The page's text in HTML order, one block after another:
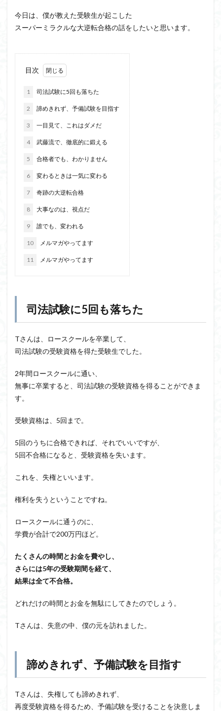
今日は、僕が教えた受験生が起こした
スーパーミラクルな大逆転合格の話をしたいと思います。
目次
1 司法試験に5回も落ちた
2 諦めきれず、予備試験を目指す
3 一目見て、これはダメだ
4 武藤流で、徹底的に鍛える
5 合格者でも、わかりません
6 変わるときは一気に変わる
7 奇跡の大逆転合格
8 大事なのは、視点だ
9 誰でも、変われる
10 メルマガやってます
11 メルマガやってます
司法試験に5回も落ちた
Tさんは、ロースクールを卒業して、
司法試験の受験資格を得た受験生でした。
2年間ロースクールに通い、
無事に卒業すると、司法試験の受験資格を得ることができま
す。
受験資格は、5回まで。
5回のうちに合格できれば、それでいいですが、
5回不合格になると、受験資格を失います。
これを、失権といいます。
権利を失うということですね。
ロースクールに通うのに、
学費が合計で200万円ほど。
たくさんの時間とお金を費やし、
さらには5年の受験期間を経て、
結果は全て不合格。
どれだけの時間とお金を無駄にしてきたのでしょう。
Tさんは、失意の中、僕の元を訪れました。
諦めきれず、予備試験を目指す
Tさんは、失権しても諦めきれず、
再度受験資格を得るため、予備試験を受けることを決意しま